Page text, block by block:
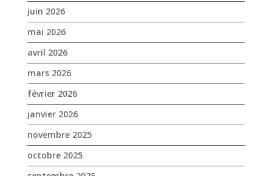
juin 2026
mai 2026
avril 2026
mars 2026
février 2026
janvier 2026
novembre 2025
octobre 2025